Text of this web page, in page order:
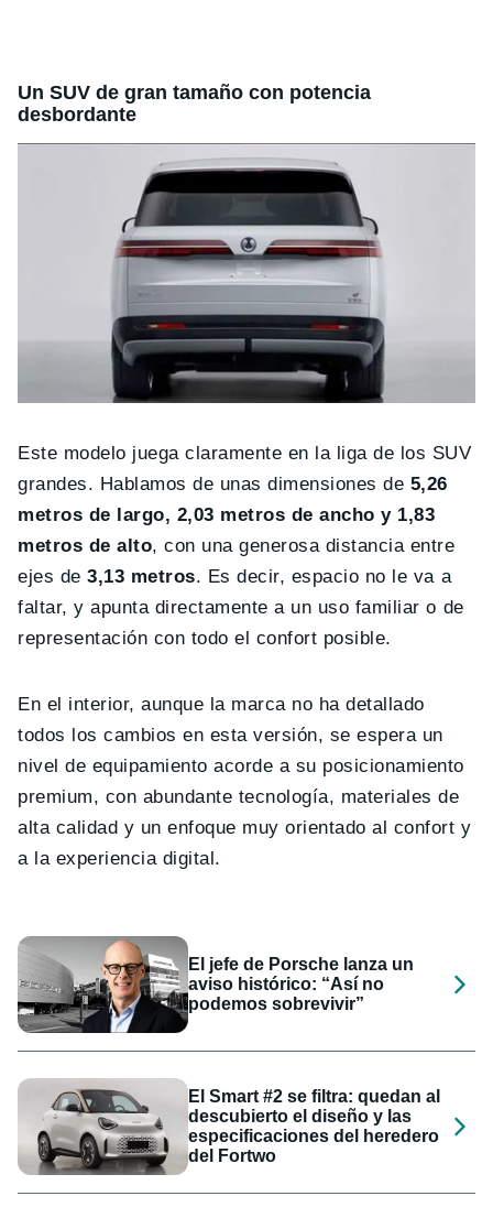
Un SUV de gran tamaño con potencia
desbordante
Este modelo juega claramente en la liga de los SUV
grandes. Hablamos de unas dimensiones de 5,26
metros de largo, 2,03 metros de ancho y 1,83
metros de alto, con una generosa distancia entre
ejes de3,13 metros. Es decir, espacio no le va a
faltar, y apunta directamente a un uso familiar o de
representación con todo el confort posible.
En el interior, aunque la marca no ha detallado
todos los cambios en esta versión, se espera un
nivel de equipamiento acorde a su posicionamiento
premium, con abundante tecnología, materiales de
alta calidad y un enfoque muy orientado al confort y
a la experiencia digital.
El jefe de Porsche lanza un
aviso histórico: “Así no
podemos sobrevivir”
El Smart #2 se filtra: quedan al
descubierto el diseño y las
especificaciones del heredero
del Fortwo